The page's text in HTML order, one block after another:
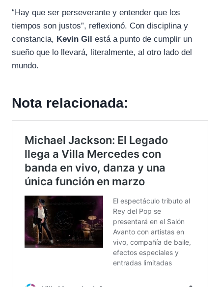
“Hay que ser perseverante y entender que los
tiempos son justos”, reflexionó. Con disciplina y
constancia, Kevin Gil está a punto de cumplir un
sueño que lo llevará, literalmente, al otro lado del
mundo.
Nota relacionada: